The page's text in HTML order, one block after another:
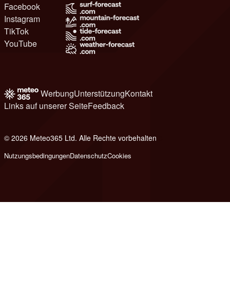
Facebook
Instagram
TikTok
YouTube
WerbungUnterstützungKontakt
Links auf unserer SeiteFeedback
© 2026 Meteo365 Ltd. Alle Rechte vorbehalten
NutzungsbedingungenDatenschutzCookies